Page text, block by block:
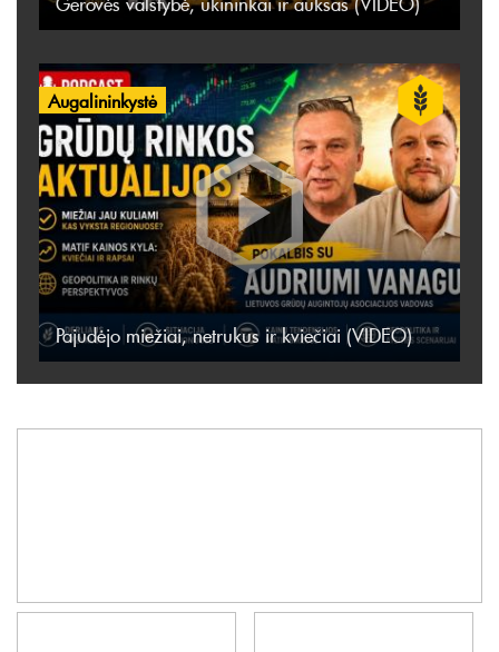
Augalininkystė
Pajudėjo miežiai, netrukus ir kviečiai (VIDEO)